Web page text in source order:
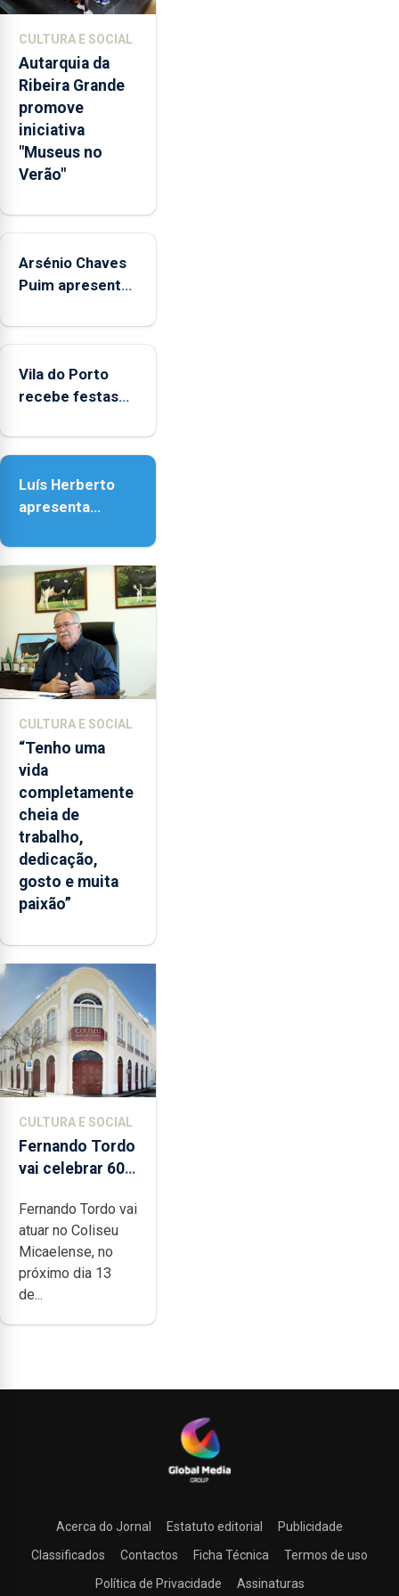
767
anunciou
o
Governo
Regional.
CULTURA E SOCIAL
Autarquia da
Ribeira Grande
promove
iniciativa
"Museus no
Verão"
Arsénio Chaves
Puim apresenta
Biblioteca de
Vila do Porto
recebe festas
Nossa Senhora
Luís Herberto
apresenta
Paisagem’
CULTURA E SOCIAL
“Tenho uma
vida
completamente
cheia de
trabalho,
dedicação,
gosto e muita
paixão”
CULTURA E SOCIAL
Fernando Tordo
vai celebrar 60
no Coliseu
Micaelense
Fernando Tordo vai
atuar no Coliseu
Micaelense, no
próximo dia 13
de...
Acerca do Jornal Estatuto editorial
Publicidade
Classificados
Contactos Ficha Técnica
Termos de uso
Política de Privacidade
Assinaturas